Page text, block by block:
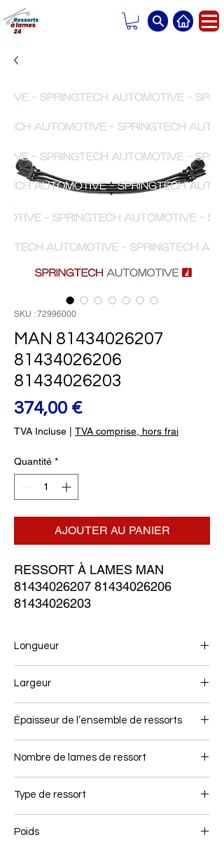
SKU : 72996000
MAN 81434026207
81434026206
81434026203
374,00 €Prix
TVA Incluse TVA comprise, hors frai
Quantité *
AJOUTER AU PANIER
RESSORT À LAMES MAN
81434026207 81434026206
81434026203
Longueur
Largeur
Épaisseur de l’ensemble de ressorts
Nombre de lames de ressort
Type de ressort
Poids